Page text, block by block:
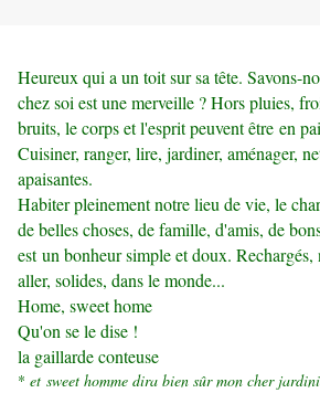
Heureux qui a un toit sur sa tête. Savons-
chez soi est une merveille ? Hors pluies,
bruits, le corps et l'esprit peuvent être en
Cuisiner, ranger, lire, jardiner, aménager,
apaisantes.
Habiter pleinement notre lieu de vie, le
de belles choses, de famille, d'amis, de
est un bonheur simple et doux. Rechargés,
aller, solides, dans le monde...
Home, sweet home
Qu'on se le dise !
la gaillarde conteuse
* et sweet homme dira bien sûr mon cher